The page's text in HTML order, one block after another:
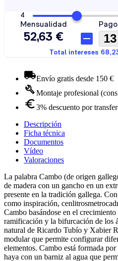
Envío gratis desde 150 €
Montaje profesional
3% descuento por
Descripción
Ficha técnica
Documentos
Vídeo
Valoraciones
La palabra Cambo (de origen
de madera con un gancho en un
presente en la tradición gallega.
como inspiración,
Cambo basándose en el
ramificación y la bifurcación de los
natural de Ricardo Tubío y Xabier
modular que permite configurar
elementos. Cambo está formada
haya con un barniz al agua que